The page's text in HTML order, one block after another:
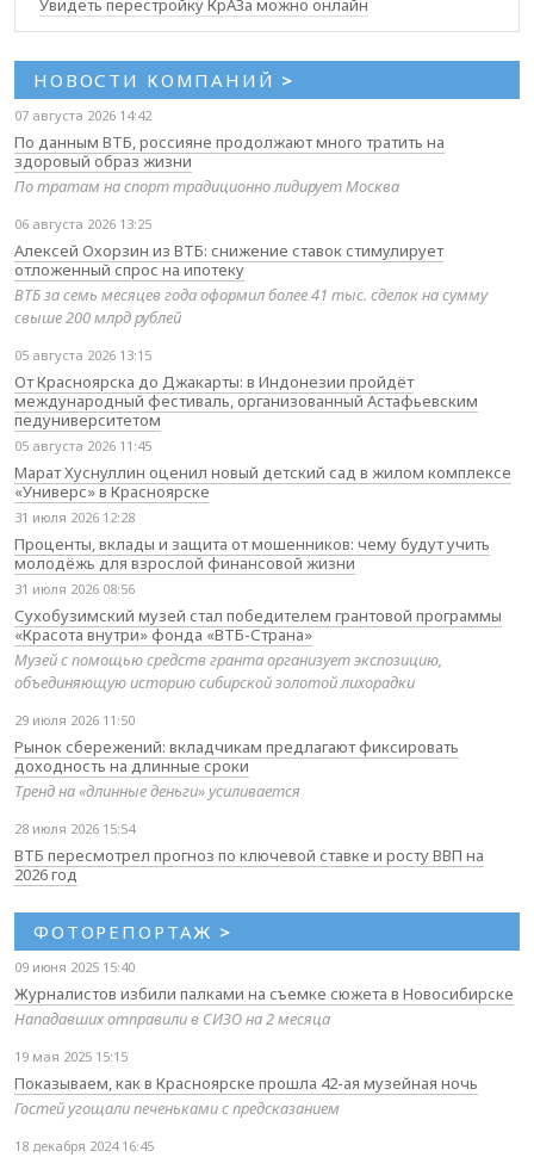
Увидеть перестройку КрАЗа можно онлайн
НОВОСТИ КОМПАНИЙ >
07 августа 2026 14:42
По данным ВТБ, россияне продолжают много тратить на
здоровый образ жизни
По тратам на спорт традиционно лидирует Москва
06 августа 2026 13:25
Алексей Охорзин из ВТБ: снижение ставок стимулирует
отложенный спрос на ипотеку
ВТБ за семь месяцев года оформил более 41 тыс. сделок на сумму
свыше 200 млрд рублей
05 августа 2026 13:15
От Красноярска до Джакарты: в Индонезии пройдёт
международный фестиваль, организованный Астафьевским
педуниверситетом
05 августа 2026 11:45
Марат Хуснуллин оценил новый детский сад в жилом комплексе
«Универс» в Красноярске
31 июля 2026 12:28
Проценты, вклады и защита от мошенников: чему будут учить
молодёжь для взрослой финансовой жизни
31 июля 2026 08:56
Сухобузимский музей стал победителем грантовой программы
«Красота внутри» фонда «ВТБ-Страна»
Музей с помощью средств гранта организует экспозицию,
объединяющую историю сибирской золотой лихорадки
29 июля 2026 11:50
Рынок сбережений: вкладчикам предлагают фиксировать
доходность на длинные сроки
Тренд на «длинные деньги» усиливается
28 июля 2026 15:54
ВТБ пересмотрел прогноз по ключевой ставке и росту ВВП на
2026 год
ФОТОРЕПОРТАЖ >
09 июня 2025 15:40
Журналистов избили палками на съемке сюжета в Новосибирске
Нападавших отправили в СИЗО на 2 месяца
19 мая 2025 15:15
Показываем, как в Красноярске прошла 42-ая музейная ночь
Гостей угощали печеньками с предсказанием
18 декабря 2024 16:45